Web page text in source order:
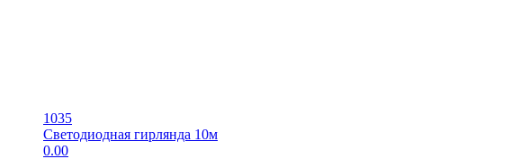
1035
Светодиодная гирлянда 10м
0.00